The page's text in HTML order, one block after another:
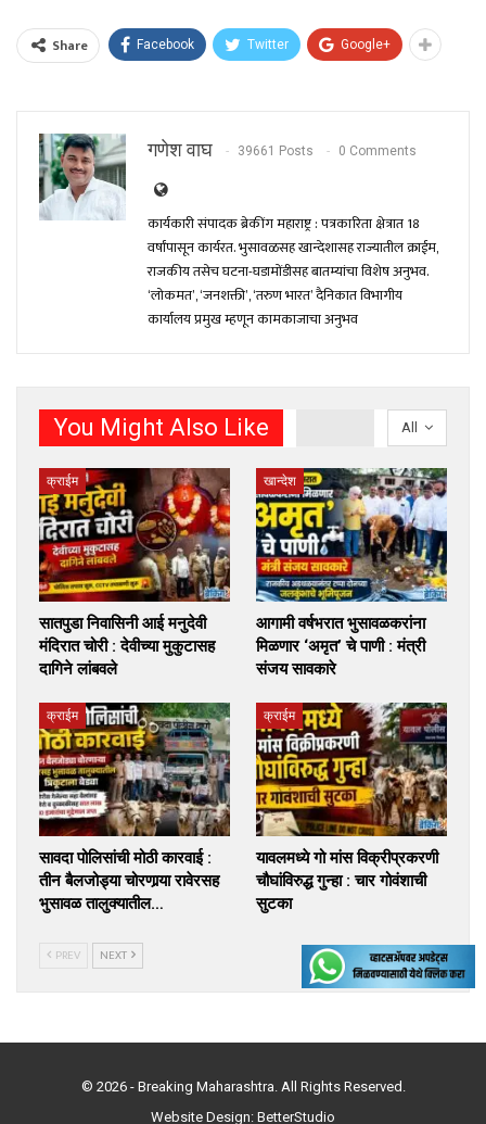
Share Facebook Twitter Google+
गणेश वाघ 39661 Posts 0 Comments
कार्यकारी संपादक ब्रेकींग महाराष्ट्र : पत्रकारिता क्षेत्रात 18
वर्षांपासून कार्यरत. भुसावळसह खान्देशासह राज्यातील क्राईम,
राजकीय तसेच घटना-घडामोंडीसह बातम्यांचा विशेष अनुभव.
‘लोकमत’, ‘जनशक्ती’, ‘तरुण भारत’ दैनिकात विभागीय
कार्यालय प्रमुख म्हणून कामकाजाचा अनुभव
All
You Might Also Like
क्राईम
सातपुडा निवासिनी आई मनुदेवी
मंदिरात चोरी : देवीच्या मुकुटासह
दागिने लांबवले
खान्देश
आगामी वर्षभरात भुसावळकरांना
मिळणार ‘अमृत’ चे पाणी : मंत्री
संजय सावकारे
क्राईम
सावदा पोलिसांची मोठी कारवाई :
तीन बैलजोड्या चोरणार्‍या रावेरसह
भुसावळ तालुक्यातील…
क्राईम
यावलमध्ये गो मांस विक्रीप्रकरणी
चौघांविरुद्ध गुन्हा : चार गोवंशाची
सुटका
PREV NEXT
© 2026 - Breaking Maharashtra. All Rights Reserved.
Website Design: BetterStudio